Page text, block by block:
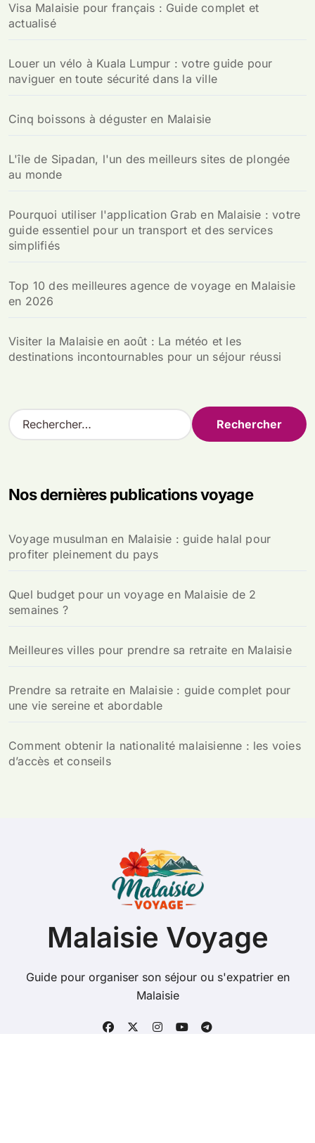
Visa Malaisie pour français : Guide complet et
actualisé
Louer un vélo à Kuala Lumpur : votre guide pour
naviguer en toute sécurité dans la ville
Cinq boissons à déguster en Malaisie
L'île de Sipadan, l'un des meilleurs sites de plongée
au monde
Pourquoi utiliser l'application Grab en Malaisie : votre
guide essentiel pour un transport et des services
simplifiés
Top 10 des meilleures agence de voyage en Malaisie
en 2026
Visiter la Malaisie en août : La météo et les
destinations incontournables pour un séjour réussi
R
e
r
e
r
Nos dernières publications voyage
Voyage musulman en Malaisie : guide halal pour
profiter pleinement du pays
Quel budget pour un voyage en Malaisie de 2
semaines ?
Meilleures villes pour prendre sa retraite en Malaisie
Prendre sa retraite en Malaisie : guide complet pour
une vie sereine et abordable
Comment obtenir la nationalité malaisienne : les voies
d’accès et conseils
Malaisie Voyage
Guide pour organiser son séjour ou s'expatrier en
Malaisie